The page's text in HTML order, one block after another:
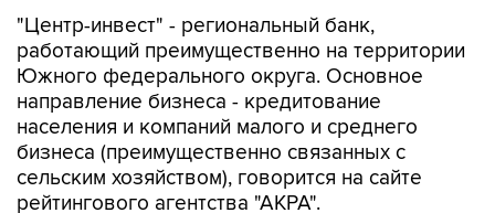
"Центр-инвест" - региональный банк,
работающий преимущественно на территории
Южного федерального округа. Основное
направление бизнеса - кредитование
населения и компаний малого и среднего
бизнеса (преимущественно связанных с
сельским хозяйством), говорится на сайте
рейтингового агентства "АКРА".